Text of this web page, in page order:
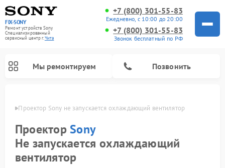
FIX-SONY
Ремонт устройств Sony
Специализированный
cервисный центр г.Чита
+7 (800) 301-55-83
Ежедневно, с 10:00 до 20:00
+7 (800) 301-55-83
Звонок бесплатный по РФ
Мы ремонтируем Позвонить
Чите Проектор Sony не запускается охлаждающий вентилятор
ПроекторSony
Не запускается охлаждающий
вентилятор